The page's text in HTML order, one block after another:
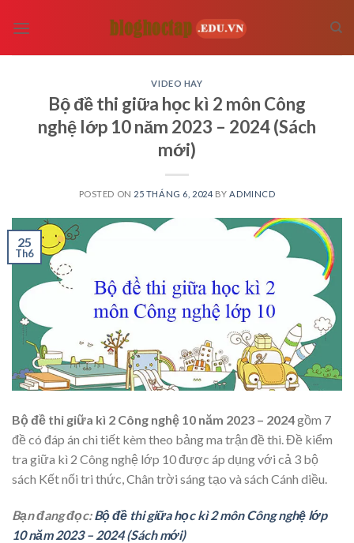
VIDEO HAY
Bộ đề thi giữa học kì 2 môn Công
nghệ lớp 10 năm 2023 – 2024 (Sách
mới)
POSTED ON 25 THÁNG 6, 2024 BY ADMINCD
25
Th6
Bộ đề thi giữa kì 2 Công nghệ 10 năm 2023 – 2024gồm 7
đề có đáp án chi tiết kèm theo bảng ma trận đề thi. Đề kiểm
tra giữa kì 2 Công nghệ lớp 10 được áp dụng với cả 3 bộ
sách Kết nối tri thức, Chân trời sáng tạo và sách Cánh diều.
Bạn đang đọc:Bộ đề thi giữa học kì 2 môn Công nghệ lớp
10 năm 2023 – 2024 (Sách mới)